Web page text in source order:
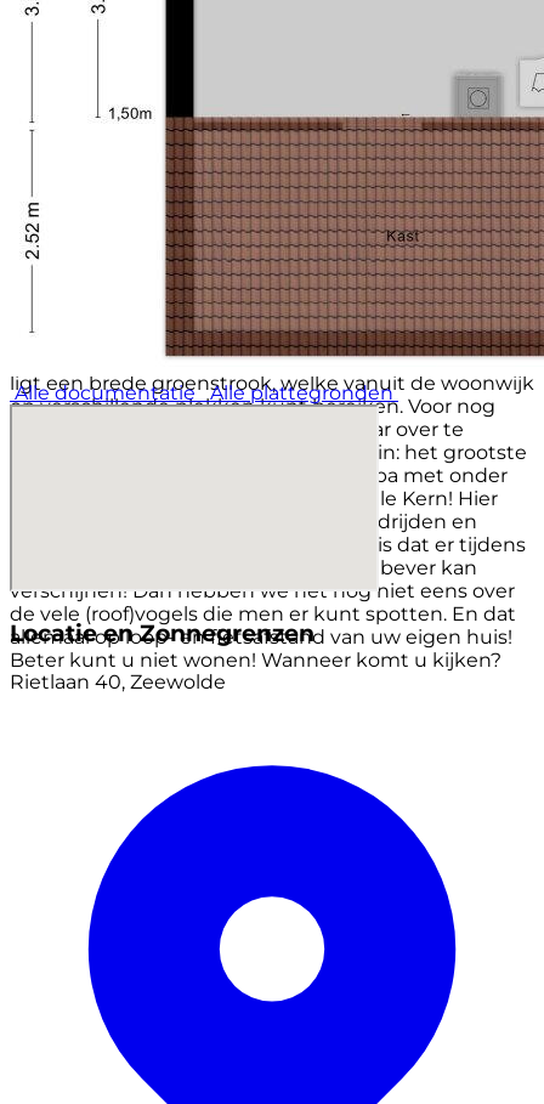
Bijzonderheden:
- Zonnepanelen
- Parkeergelegenheid voor 2 auto’s op eigen terrein
- Tuingerichte woonkamer
Omgeving:
In Zeewolde is in principe alles lopend of per fiets
bereikbaar. Dat geldt ook voor dit plekje aan de
Rietlaan 40 te Zeewolde. Verschillende basisscholen,
voor- en naschoolse opvang, middelbare school, maar
ook de buurtsupermarkt en de sportschool zijn
hooguit een paar minuten fietsen. Ditzelfde geldt
ook voor de natuur. Aan de andere zijde van de straat
ligt een brede groenstrook, welke vanuit de woonwijk
op verschillende plekken kunt bereiken. Voor nog
meer natuur hoef je de Spiekweg maar over te
steken en u loopt zo het Horsterwold in: het grootste
aaneengesloten loofbos in West Europa met onder
meer het unieke natuurgebied de Stille Kern! Hier
kunt u eindeloos, fietsen, skaten, paardrijden en
wandelen. Wat het nog leuker maakt is dat er tijdens
een wandeling zomaar een ree, vos of bever kan
verschijnen! Dan hebben we het nog niet eens over
de vele (roof)vogels die men er kunt spotten. En dat
allemaal op loop- en fietsafstand van uw eigen huis!
Beter kunt u niet wonen! Wanneer komt u kijken?
Alle documentatie Alle plattegronden
Locatie en Zonnegrenzen
Rietlaan 40, Zeewolde